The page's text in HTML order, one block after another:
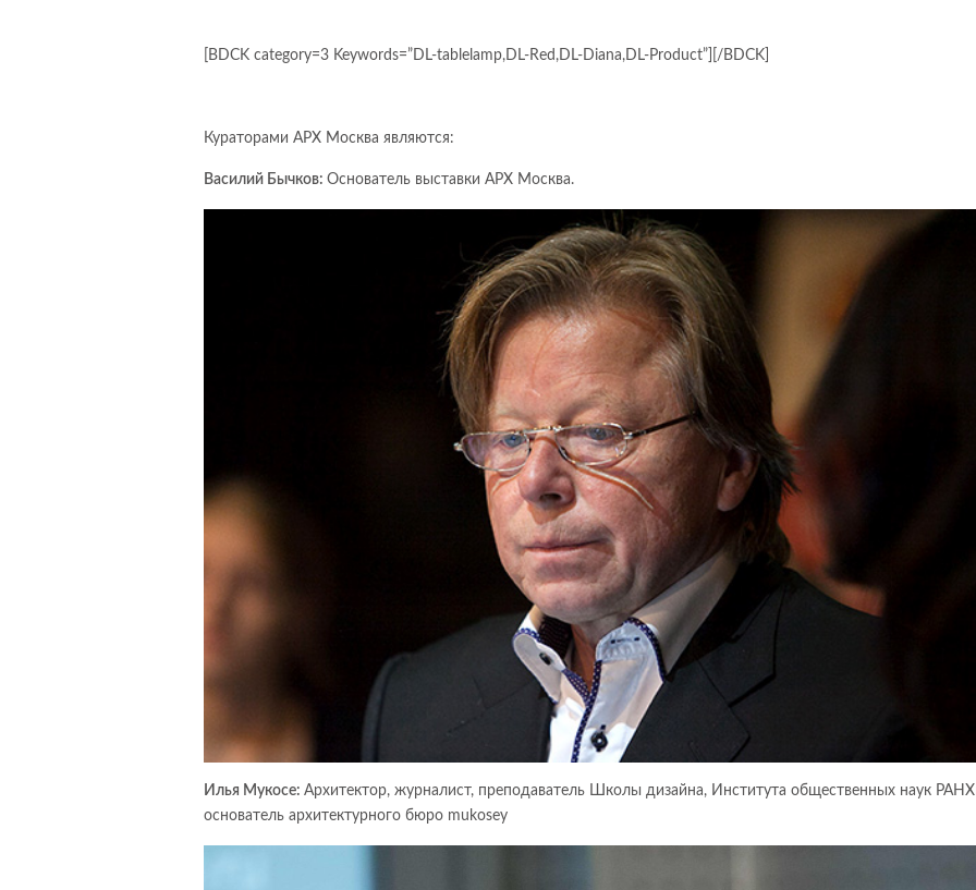
[BDCK category=3 Keywords=”DL-tablelamp,DL-Red,DL-Diana,DL-Product”][/BDCK]
Кураторами АРХ Москва являются:
Василий Бычков: Основатель выставки АРХ Москва.
Илья Мукосе: Архитектор, журналист, преподаватель Школы дизайна, Института общественных наук
основатель архитектурного бюро mukosey